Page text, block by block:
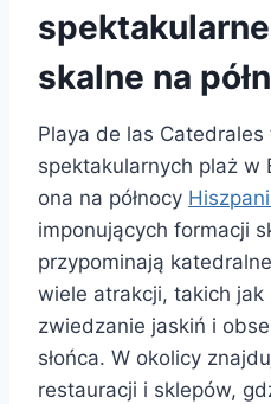
skalne na
Playa de las
spektakularnych plaż w
ona na północy
imponujących formacji
przypominają
wiele atrakcji, takich jak
zwiedzanie jaskiń i
słońca. W okolicy
restauracji i sklepów,